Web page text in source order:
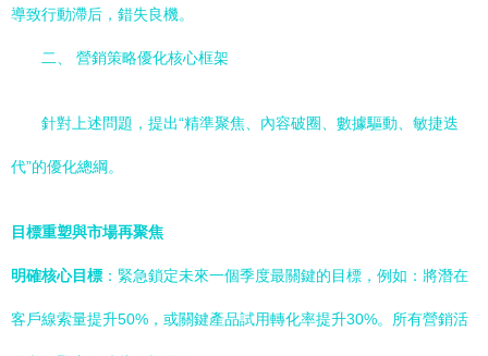
導致行動滯后，錯失良機。
二、 營銷策略優化核心框架
針對上述問題，提出“精準聚焦、內容破圈、數據驅動、敏捷迭
代”的優化總綱。
目標重塑與市場再聚焦
明確核心目標 ：緊急鎖定未來一個季度最關鍵的目標，例如：將潛在
客戶線索量提升50%，或關鍵產品試用轉化率提升30%。所有營銷活